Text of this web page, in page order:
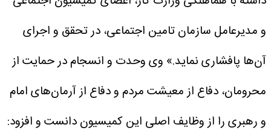
و مدیرعامل سازمان تامین اجتماعی، در تحقق و اجرای
آن‌ها پافشاری نماید.» وی وحدت و انسجام در حمایت از
محرومان، دفاع از معیشت مردم و دفاع از آرمان‌های امام
و رهبری را از وظایف اصلی این کمیسیون دانست و افزود: